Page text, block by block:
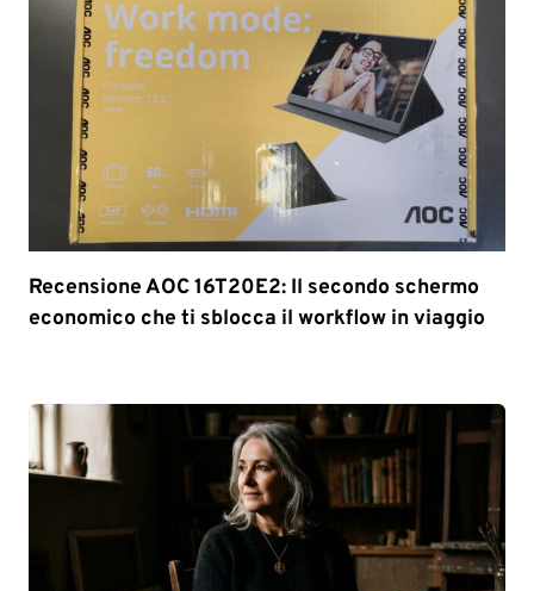
Recensione AOC 16T20E2: Il secondo schermo
economico che ti sblocca il workflow in viaggio